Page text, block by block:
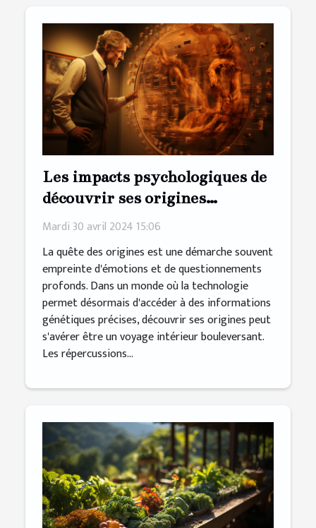
Les impacts psychologiques de
découvrir ses origines
génétiques
Mardi 30 avril 2024 15:06
La quête des origines est une démarche souvent
empreinte d'émotions et de questionnements
profonds. Dans un monde où la technologie
permet désormais d'accéder à des informations
génétiques précises, découvrir ses origines peut
s'avérer être un voyage intérieur bouleversant.
Les répercussions...